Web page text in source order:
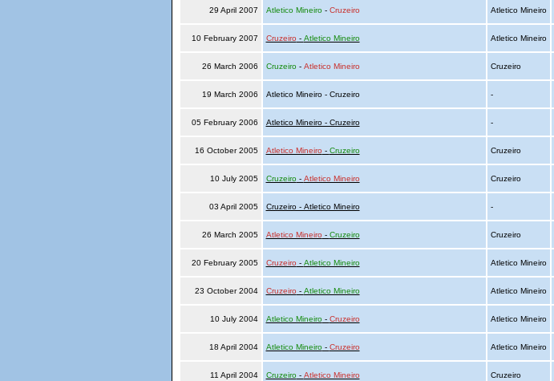
29 April 2007 Atletico Mineiro- Cruzeiro Atletico Mineiro
10 February 2007 Cruzeiro - Atletico Mineiro Atletico Mineiro
26 March 2006 Cruzeiro- Atletico Mineiro Cruzeiro
19 March 2006 Atletico Mineiro - Cruzeiro -
05 February 2006 Atletico Mineiro - Cruzeiro -
16 October 2005 Atletico Mineiro - Cruzeiro Cruzeiro
10 July 2005 Cruzeiro- Atletico Mineiro Cruzeiro
03 April 2005 Cruzeiro - Atletico Mineiro -
26 March 2005 Atletico Mineiro - Cruzeiro Cruzeiro
20 February 2005 Cruzeiro - Atletico Mineiro Atletico Mineiro
23 October 2004 Cruzeiro - Atletico Mineiro Atletico Mineiro
10 July 2004 Atletico Mineiro- Cruzeiro Atletico Mineiro
18 April 2004 Atletico Mineiro- Cruzeiro Atletico Mineiro
11 April 2004 Cruzeiro- Atletico Mineiro Cruzeiro